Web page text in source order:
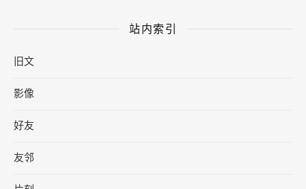
站内索引
旧文
影像
好友
友邻